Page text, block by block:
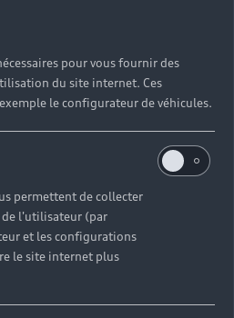
pour vous fournir des
du site internet. Ces
le configurateur de véhicules.
permettent de collecter
de l'utilisateur (par
et les configurations
le site internet plus